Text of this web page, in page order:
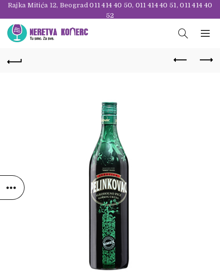
Rajka Mitića 12, Beograd011 414 40 50, 011 414 40 51,011 414 40
52